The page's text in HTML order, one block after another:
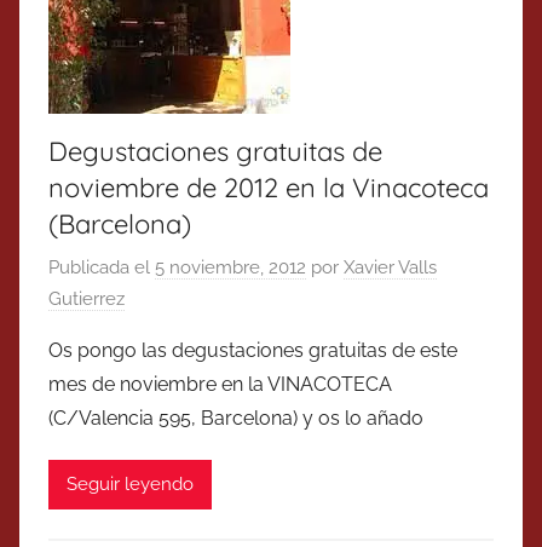
Degustaciones gratuitas de
noviembre de 2012 en la Vinacoteca
(Barcelona)
Publicada el 5 noviembre, 2012 por Xavier Valls
Gutierrez
Os pongo las degustaciones gratuitas de este
mes de noviembre en la VINACOTECA
(C/Valencia 595, Barcelona) y os lo añado
Seguir leyendo